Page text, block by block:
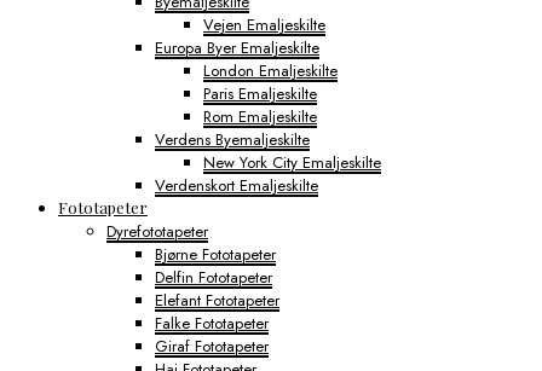
Vejen Emaljeskilte
Europa Byer Emaljeskilte
London Emaljeskilte
Paris Emaljeskilte
Rom Emaljeskilte
Verdens Byemaljeskilte
New York City Emaljeskilte
Verdenskort Emaljeskilte
Fototapeter
Dyrefototapeter
Bjørne Fototapeter
Delfin Fototapeter
Elefant Fototapeter
Falke Fototapeter
Giraf Fototapeter